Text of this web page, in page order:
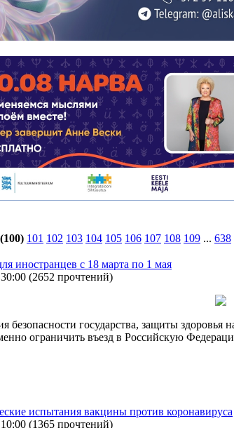
(100) 101 102 103 104 105 106 107 108 109 ... 638
иностранцев с 18 марта по 1 мая
(2652 прочтений)
безопасности государства, защиты
ограничить въезд в Российскую
испытания вакцины против коронавируса
(1365 прочтений)